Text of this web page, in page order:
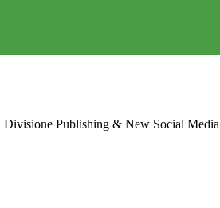
Divisione Publishing & New Social Media